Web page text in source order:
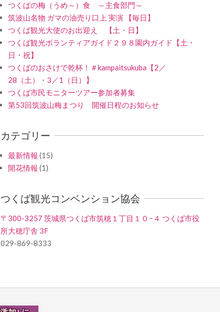
つくばの梅（うめ～）食 ～主食部門～
筑波山名物 ガマの油売り口上 実演 【毎日】
つくば観光大使のお出迎え 【土・日】
つくば観光ボランティアガイド２９８園内ガイド【土・
日・祝】
つくばのおさけで乾杯！＃kampaitsukuba【2／
28（土）・3／1（日）】
つくば市民モニターツアー参加者募集
第53回筑波山梅まつり 開催日程のお知らせ
カテゴリー
最新情報 (15)
開花情報 (1)
つくば観光コンベンション協会
〒300-3257 茨城県つくば市筑穂１丁目１０−４ つくば市役
所大穂庁舎 3F
029-869-8333